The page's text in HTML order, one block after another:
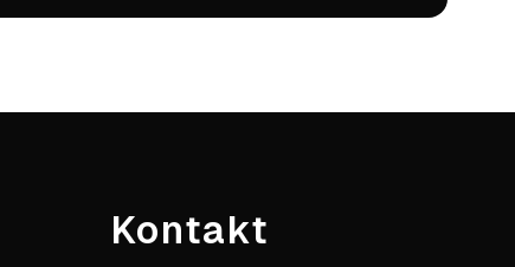
Kontakt